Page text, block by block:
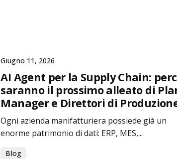
Giugno 11, 2026
AI Agent per la Supply Chain:
saranno il prossimo alleato di
Manager e Direttori di
Ogni azienda manifatturiera possiede già un
enorme patrimonio di dati: ERP, MES,...
Blog